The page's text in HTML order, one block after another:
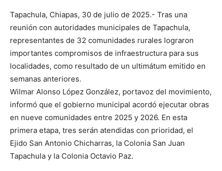
Tapachula, Chiapas, 30 de julio de 2025.- Tras una
reunión con autoridades municipales de Tapachula,
representantes de 32 comunidades rurales lograron
importantes compromisos de infraestructura para sus
localidades, como resultado de un ultimátum emitido en
semanas anteriores.
Wilmar Alonso López González, portavoz del movimiento,
informó que el gobierno municipal acordó ejecutar obras
en nueve comunidades entre 2025 y 2026. En esta
primera etapa, tres serán atendidas con prioridad, el
Ejido San Antonio Chicharras, la Colonia San Juan
Tapachula y la Colonia Octavio Paz.